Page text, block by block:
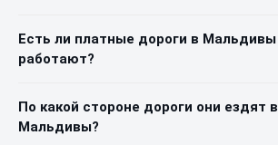
Есть ли платные дороги в Мальдивы
работают?
По какой стороне дороги они ездят в
Мальдивы?